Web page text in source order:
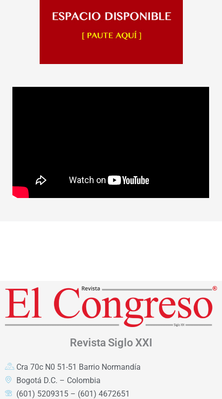
Revista Siglo XXI
Cra 70c N0 51-51 Barrio Normandía
Bogotá D.C. – Colombia
(601) 5209315 – (601) 4672651